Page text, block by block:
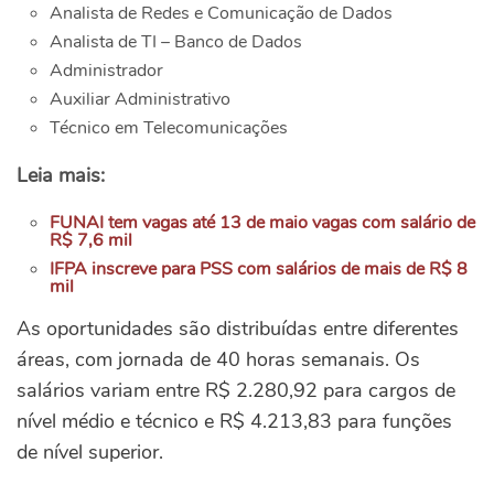
Analista de Redes e Comunicação de Dados
Analista de TI – Banco de Dados
Administrador
Auxiliar Administrativo
Técnico em Telecomunicações
Leia mais:
FUNAI tem vagas até 13 de maio vagas com salário de
R$ 7,6 mil
IFPA inscreve para PSS com salários de mais de R$ 8
mil
As oportunidades são distribuídas entre diferentes
áreas, com jornada de 40 horas semanais. Os
salários variam entre R$ 2.280,92 para cargos de
nível médio e técnico e R$ 4.213,83 para funções
de nível superior.